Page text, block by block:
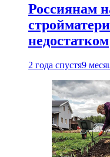
Россиянам
недостатком
2 года спустя9